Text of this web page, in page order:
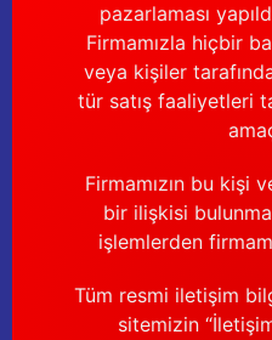
pazarlaması
Firmamızla hiçbir
veya kişiler
tür satış faaliyetleri
Firmamızın bu kişi
bir ilişkisi
işlemlerden
Tüm resmi iletişim
sitemizin